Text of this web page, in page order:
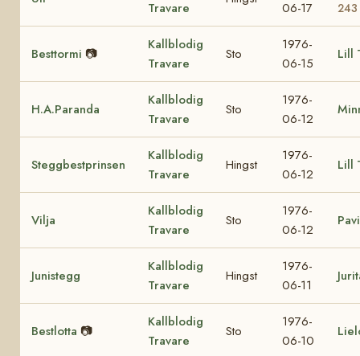
Travare
06-17
243
Besttormi 📷
Kallblodig
Travare
Sto
1976-
06-15
Lill
H.A.Paranda
Kallblodig
Travare
Sto
1976-
06-12
Steggbestprinsen
Kallblodig
Travare
Hingst
1976-
06-12
Lill
Vilja
Kallblodig
Travare
Sto
1976-
06-12
Junistegg
Kallblodig
Travare
Hingst
1976-
06-11
Bestlotta 📷
Kallblodig
Travare
Sto
1976-
06-10